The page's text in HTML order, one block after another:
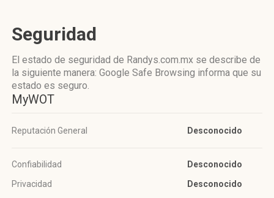
Seguridad
El estado de seguridad de Randys.com.mx se describe de
la siguiente manera: Google Safe Browsing informa que su
estado es seguro.
MyWOT
Reputación General Desconocido
Confiabilidad
Desconocido
Privacidad
Desconocido